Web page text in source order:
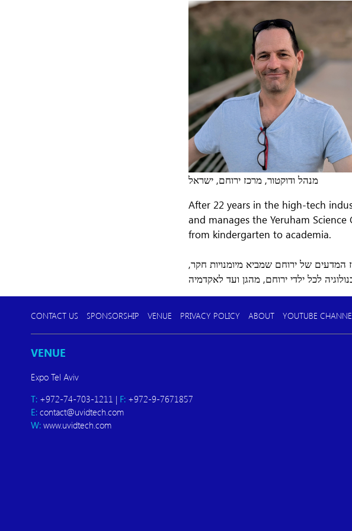
מנהל ודוקטור, מרכז ירוחם, ישראל
After 22 years in the high-tech
and manages the Yeruham
from kindergarten to academia.
את מרכז המדעים של ירוחם שמביא מיומנויות חקר,
CONTACT US SPONSORSHIP VENUE PRIVACY POLICY ABOUT YOUTUBE
VENUE
Expo Tel Aviv
T: +972-74-703-1211 | F: +972-9-7671857
E: contact@uvidtech.com
W: www.uvidtech.com